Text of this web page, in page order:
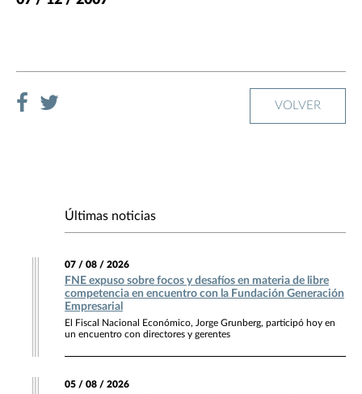
VOLVER
Últimas noticias
07 / 08 / 2026
FNE expuso sobre focos y desafíos en materia de libre
competencia en encuentro con la Fundación Generación
Empresarial
El Fiscal Nacional Económico, Jorge Grunberg, participó hoy en
un encuentro con directores y gerentes
05 / 08 / 2026